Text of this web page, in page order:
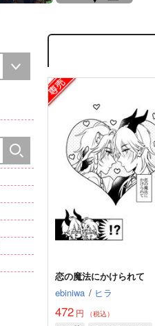
恋の魔法にかけられて
ebiniwa / ヒラ
472 円 （税込）